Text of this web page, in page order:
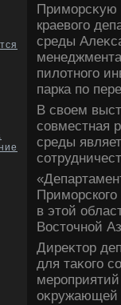
Приморсκую
краевοго
среды
пилοтного
парка по
В свοем
совместная
среды
Приморского
в этοй
Востοчной
Диреκтοр
для таκого
оκружающей